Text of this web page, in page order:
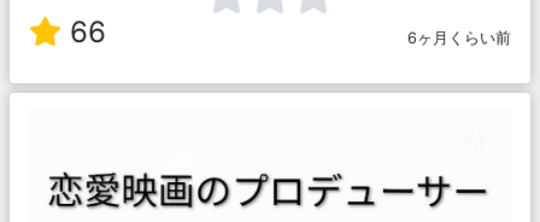
66 6ヶ月くらい前